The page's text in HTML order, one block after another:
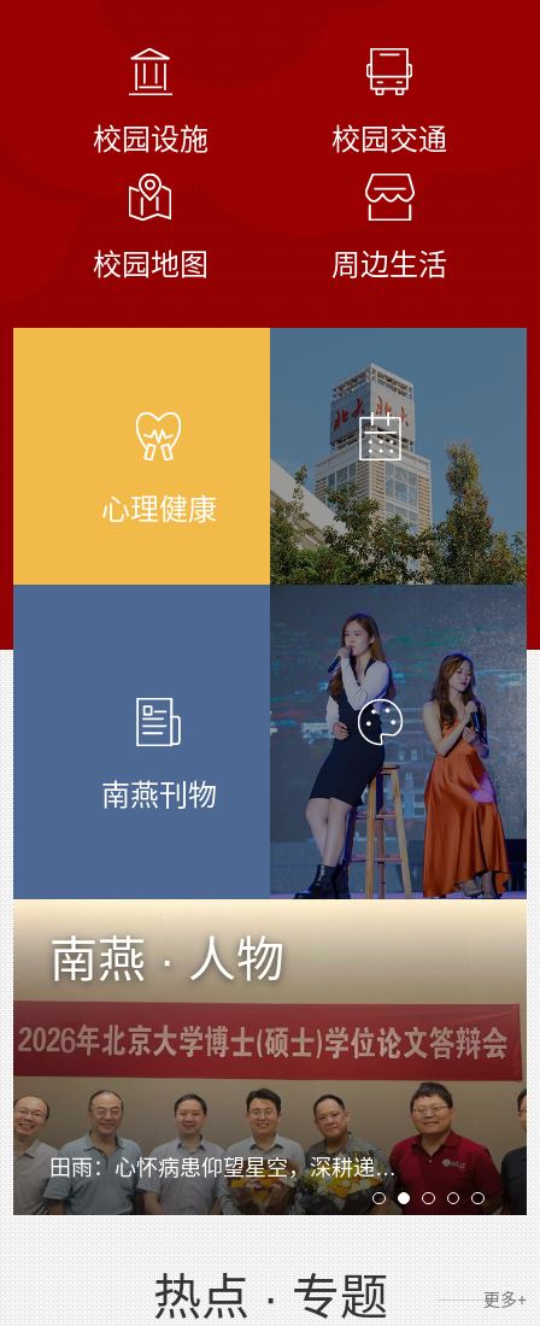
校园设施 校园交通
校园地图 周边生活
心理健康
南燕刊物
南燕 · 人物
田雨：心怀病患仰望星空，深耕递送脚踏实地
热点 · 专题 更多+